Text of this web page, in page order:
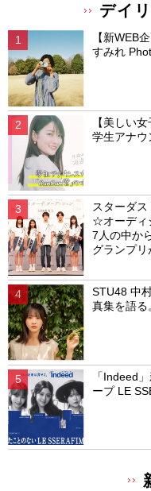
デイ
【新WEB
すみれ
【美しい
学生アナ
スターダ
☆オーディ
7人の中か
グランプリ
STU48 中
真集を語る
「Indeed
ープ LE